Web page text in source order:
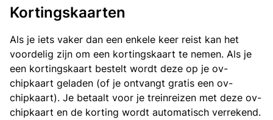
Kortingskaarten
Als je iets vaker dan een enkele keer reist kan het
voordelig zijn om een kortingskaart te nemen. Als je
een kortingskaart bestelt wordt deze op je ov-
chipkaart geladen (of je ontvangt gratis een ov-
chipkaart). Je betaalt voor je treinreizen met deze ov-
chipkaart en de korting wordt automatisch verrekend.